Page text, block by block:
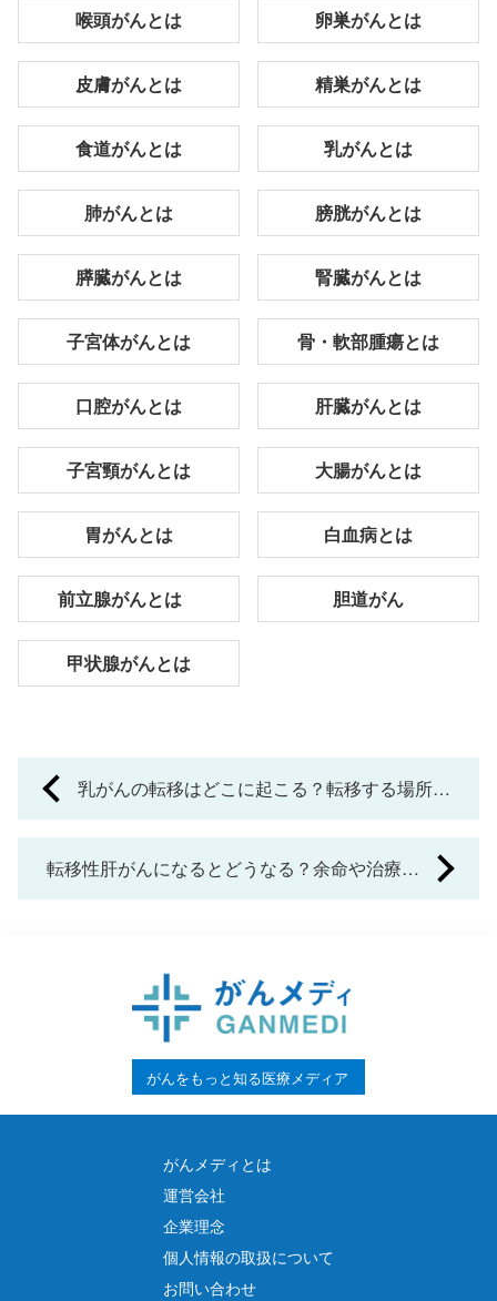
喉頭がんとは 卵巣がんとは
皮膚がんとは 精巣がんとは
食道がんとは 乳がんとは
肺がんとは 膀胱がんとは
膵臓がんとは 腎臓がんとは
子宮体がんとは 骨・軟部腫瘍とは
口腔がんとは 肝臓がんとは
子宮頸がんとは 大腸がんとは
胃がんとは 白血病とは
前立腺がんとは 胆道がん
甲状腺がんとは
乳がんの転移はどこに起こる？転移する場所や
転移性肝がんになるとどうなる？余命や治療方
がんをもっと知る医療メディア
がんメディとは
運営会社
企業理念
個人情報の取扱について
お問い合わせ